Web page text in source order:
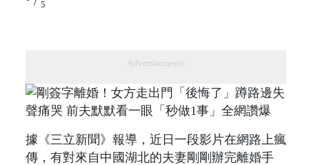
5
Advertisements
據《三立新聞》報導，近日一段影片在網路上瘋
傳，有對來自中國湖北的夫妻剛剛辦完離婚手